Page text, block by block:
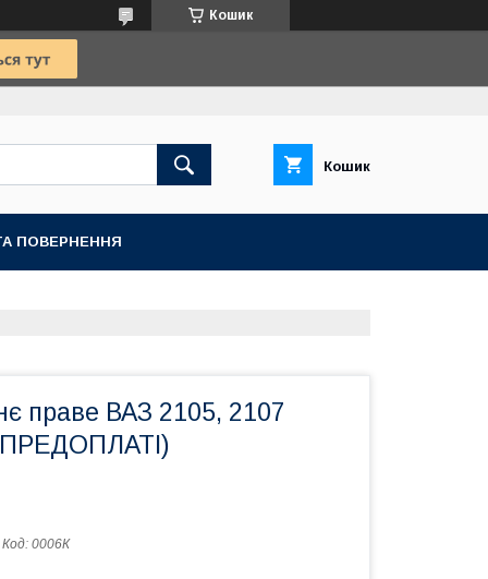
Кошик
Кошик
ПОВЕРНЕННЯ
праве ВАЗ 2105, 2107
Код: 0006К